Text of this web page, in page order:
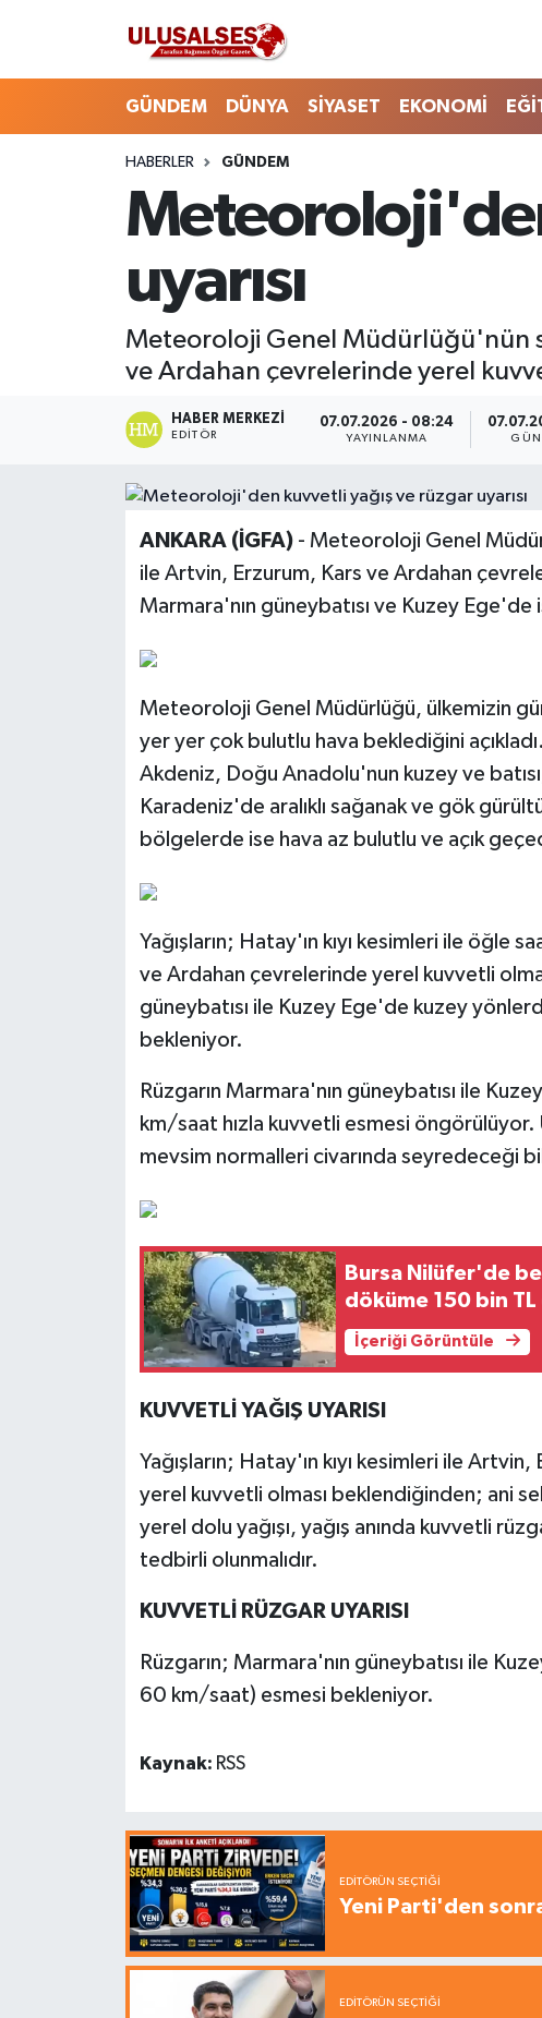
GÜNDEM DÜNYA SİYASET EKONOMİ
HABERLER GÜNDEM
uyarısı
Meteoroloji Genel Müdürlüğü'nün
ve Ardahan çevrelerinde yerel
HABER MERKEZI
EDITÖR
07.07.2026 - 08:24
YAYINLANMA
ANKARA (İGFA) - Meteoroloji Genel
ile Artvin, Erzurum, Kars ve Ardahan
Marmara'nın güneybatısı ve Kuzey
Meteoroloji Genel Müdürlüğü, ülkemizin
yer yer çok bulutlu hava beklediğini
Akdeniz, Doğu Anadolu'nun kuzey ve
Karadeniz'de aralıklı sağanak ve gök
bölgelerde ise hava az bulutlu ve açık
Yağışların; Hatay'ın kıyı kesimleri ile öğle
ve Ardahan çevrelerinde yerel kuvvetli
güneybatısı ile Kuzey Ege'de kuzey
bekleniyor.
Rüzgarın Marmara'nın güneybatısı ile
km/saat hızla kuvvetli esmesi öngörülüyor.
mevsim normalleri civarında seyredeceği
Bursa Nilüfer'de
döküme 150 bin TL
İçeriği Görüntüle
KUVVETLİ YAĞIŞ UYARISI
Yağışların; Hatay'ın kıyı kesimleri ile
yerel kuvvetli olması beklendiğinden; ani sel,
yerel dolu yağışı, yağış anında kuvvetli
tedbirli olunmalıdır.
KUVVETLİ RÜZGAR UYARISI
Rüzgarın; Marmara'nın güneybatısı ile
60 km/saat) esmesi bekleniyor.
Kaynak: RSS
EDITÖRÜN SEÇTIĞI
Yeni Parti'den
EDITÖRÜN SEÇTIĞI
GÜNDEM
DÜNYA
SİYASET
MAGAZİN
Hava Durumu
Trafik Durumu
Süper Lig Puan Durumu ve Fikstür
Son Dakika Haberleri
Haber Arşivi